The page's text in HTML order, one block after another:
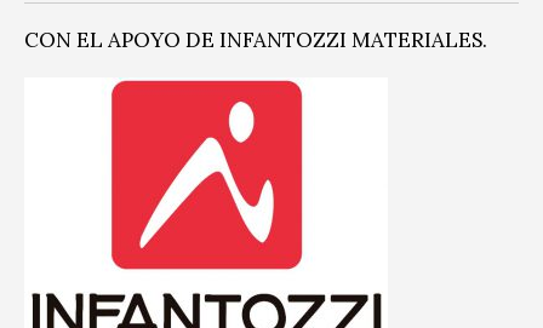
CON EL APOYO DE INFANTOZZI MATERIALES.